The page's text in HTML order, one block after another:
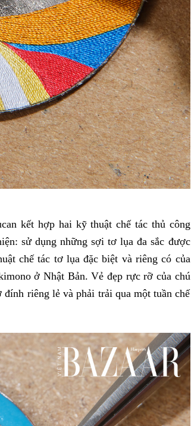
kết hợp hai kỹ thuật chế tác thủ công
sử dụng những sợi tơ lụa đa sắc được
chế tác tơ lụa đặc biệt và riêng có của
ở Nhật Bản. Vẻ đẹp rực rỡ của chú
riêng lẻ và phải trải qua một tuần chế